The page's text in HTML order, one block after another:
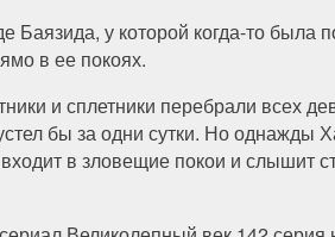
Баязида, у которой когда-то была
в ее покоях.
и сплетники перебрали всех
бы за одни сутки. Но однажды
в зловещие покои и слышит